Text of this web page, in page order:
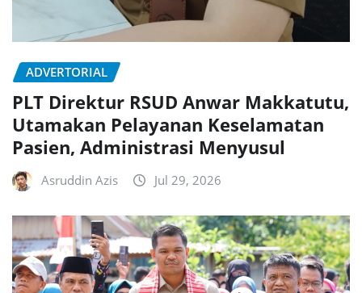
ADVERTORIAL
PLT Direktur RSUD Anwar Makkatutu,
Utamakan Pelayanan Keselamatan
Pasien, Administrasi Menyusul
Asruddin Azis Jul 29, 2026